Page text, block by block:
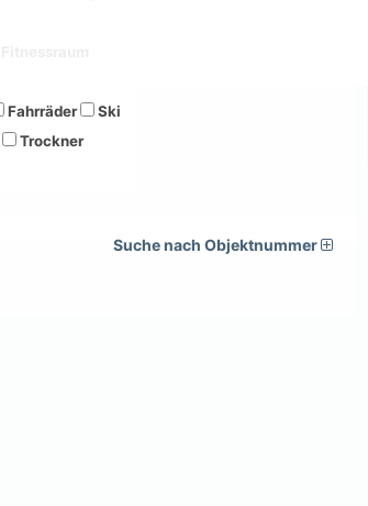
Fahrräder
Ski
Trockner
Suche nach Objektnummer